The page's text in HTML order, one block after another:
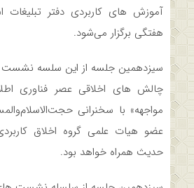
آموزش های کاربردی دفتر
هفتگی برگزار می‌شود.
سیزدهمین جلسه از این سلسه نشست
چالش های اخلاقی عصر فناوری
مواجهه» با سخنرانی
عضو هیات علمی گروه اخلاق
حدیث همراه خواهد بود.